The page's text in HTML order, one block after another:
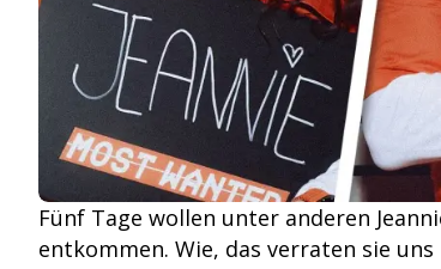
Fünf Tage wollen unter anderen
entkommen. Wie, das verraten sie uns